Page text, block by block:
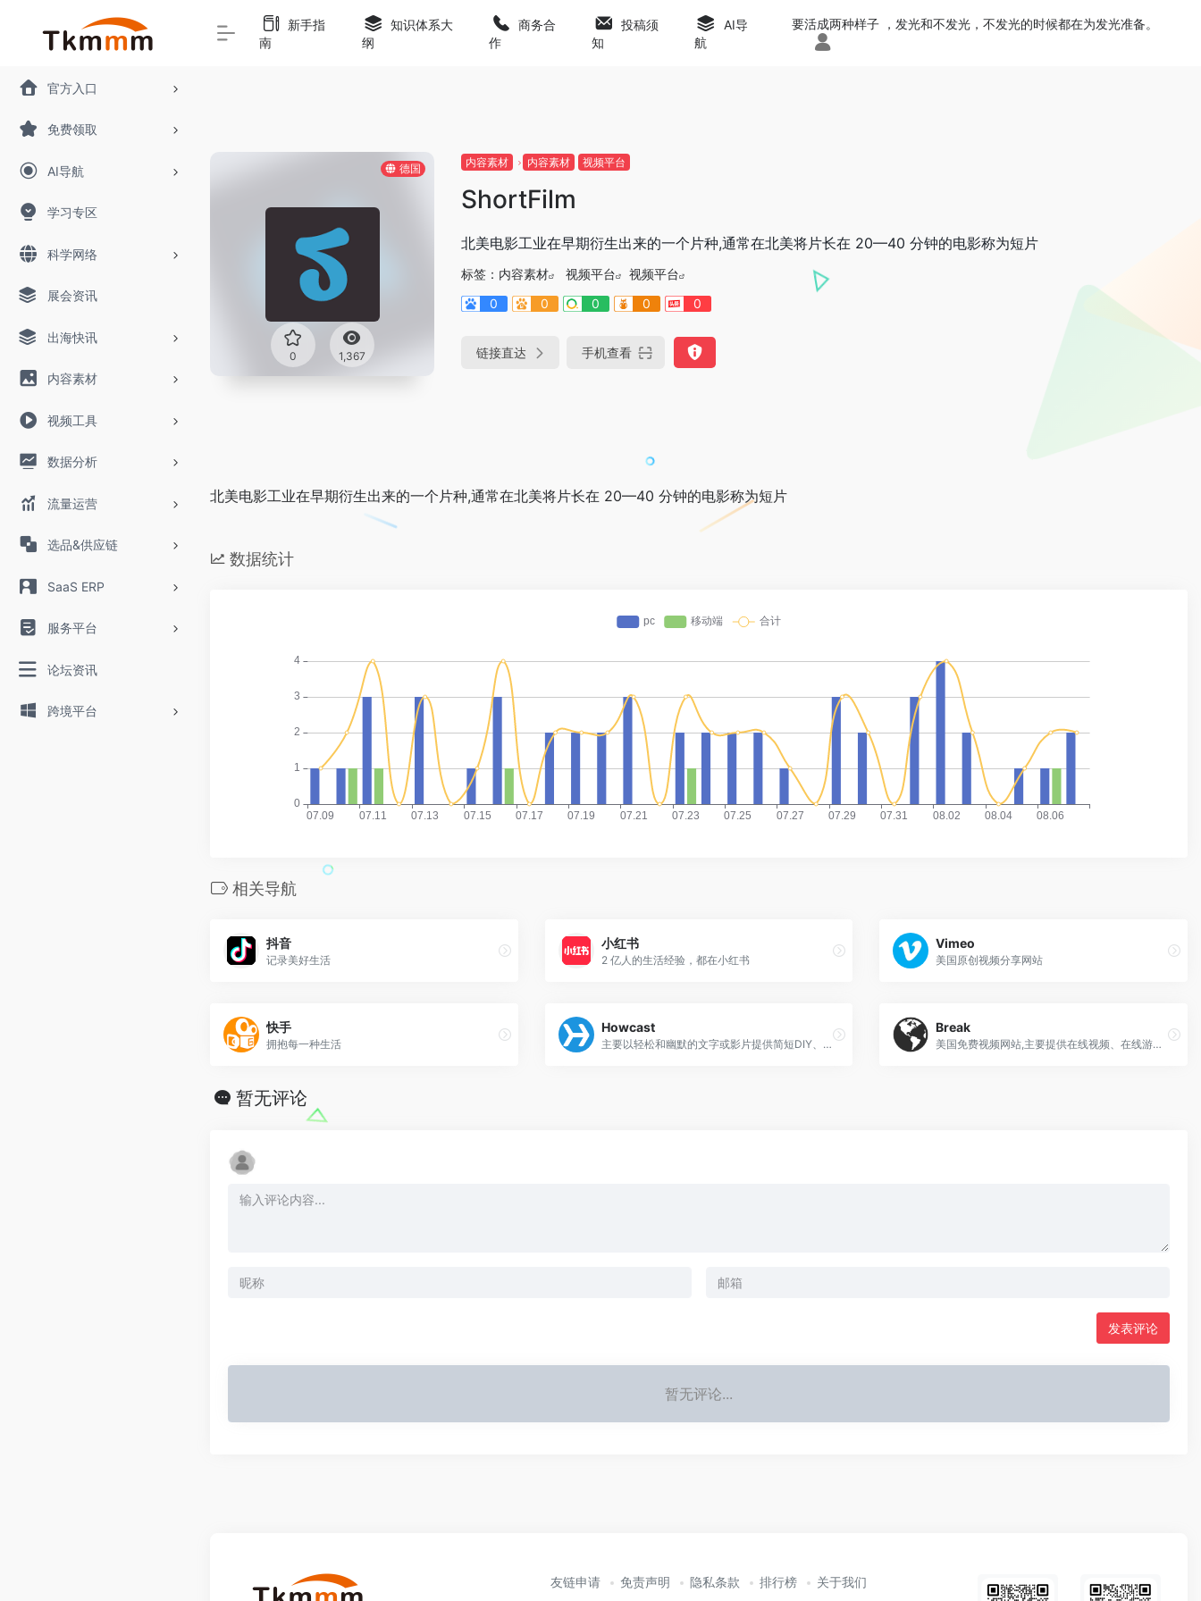
官方入口
免费领取
AI导航
学习专区
科学网络
展会资讯
出海快讯
内容素材
视频工具
数据分析
流量运营
选品&供应链
SaaS ERP
服务平台
论坛资讯
跨境平台
新手指
南
知识体系大
纲
商务合
作
投稿须
知
AI导
航
要活成两种样子 ，发光和不发光，不发光的时候都在为发光准备。
德国
0 1,367
内容素材 内容素材 视频平台
ShortFilm
北美电影工业在早期衍生出来的一个片种,通常在北美将片长在 20—40 分钟的电影称为短片
标签： 内容素材 视频平台
视频平台
0
0 0 0 0
链接直达 手机查看
北美电影工业在早期衍生出来的一个片种,通常在北美将片长在 20—40 分钟的电影称为短片
数据统计
相关导航
抖音
记录美好生活
小红书
2 亿人的生活经验，都在小红书
Vimeo
美国原创视频分享网站
快手
拥抱每一种生活
Howcast
主要以轻松和幽默的文字或影片提供简短DIY、冷知识和通识等的资讯型网站
Break
美国免费视频网站,主要提供在线视频、在线游戏、图片、相册等内容
暂无评论
发表评论
暂无评论...
友链申请 免责声明 隐私条款 排行榜 关于我们